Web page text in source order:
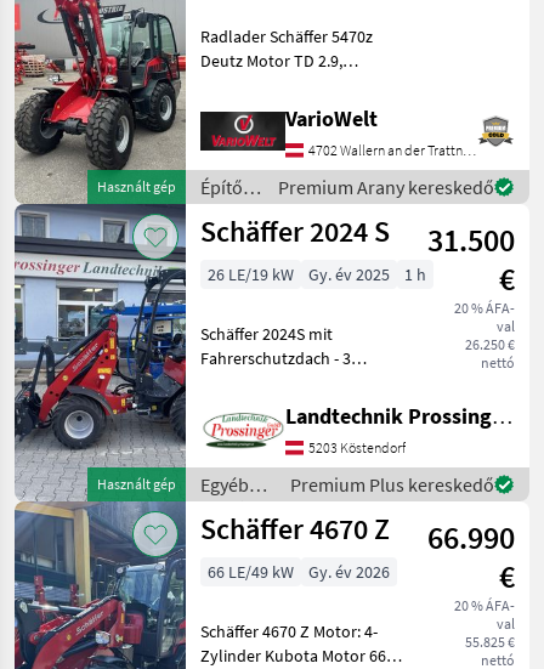
Használt gép
Radlader Schäffer 5470z
Deutz Motor TD 2.9,
serienmäßiger Ausführung
Koffergewicht,
Werkzeugkiste, Tankdeckel
abschließbar, Batteriehaup
VarioWelt
4702 Wallern an der Trattnach
Építőgépek
/
Schäffer
Premium Arany kereskedő
Használt gép
Schäffer 2024 S
31.500
€
20 % ÁFA-
val
26.250 €
nettó
26 LE/19 kW Gy. év 2025 1 h
Schäffer 2024S mit
Fahrerschutzdach - 3
Abgasnachbehandlung -
hydrostatischer Antrieb -
großer Kombiöl +
Wasserkühler (Serienmässig
Landtechnik Prossinger GmbH
5203 Köstendorf
Egyéb
mezőgazdasági
erőgépek
Schäffer
Premium Plus kereskedő
Schäffer 4670 Z
66.990
€
20 % ÁFA-
val
55.825 €
nettó
66 LE/49 kW Gy. év 2026
Schäffer 4670 Z Motor: 4-
Zylinder Kubota Motor 66